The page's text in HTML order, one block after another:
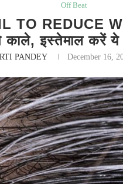
Off Beat
TO REDUCE
काले, इस्तेमाल करें
PANDEY December 16,